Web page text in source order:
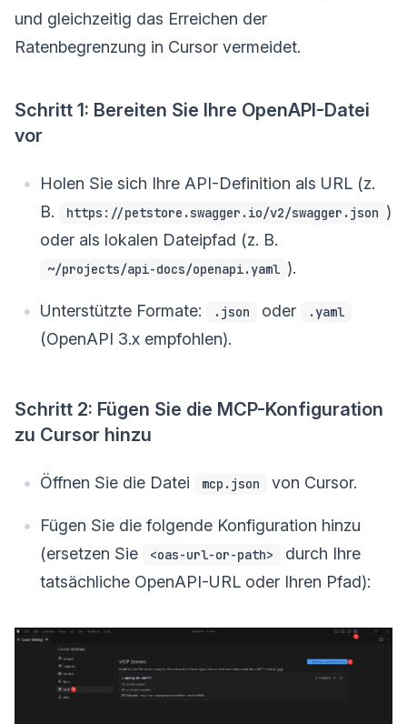
und gleichzeitig das Erreichen der
Ratenbegrenzung in Cursor vermeidet.
Schritt 1: Bereiten Sie Ihre OpenAPI-Datei
vor
Holen Sie sich Ihre API-Definition als URL (z.
B.
https://petstore.swagger.io/v2/swagger.json )
oder als lokalen Dateipfad (z. B.
~/projects/api-docs/openapi.yaml ).
Unterstützte Formate: .json oder .yaml
(OpenAPI 3.x empfohlen).
Schritt 2: Fügen Sie die MCP-Konfiguration
zu Cursor hinzu
Öffnen Sie die Datei mcp.json von Cursor.
Fügen Sie die folgende Konfiguration hinzu
(ersetzen Sie
<oas-url-or-path>
durch Ihre
tatsächliche OpenAPI-URL oder Ihren Pfad):